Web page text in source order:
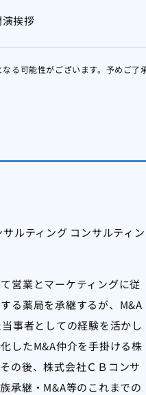
挨拶
る可能性がございます。予めご了
ルティング コンサルティン
営業とマーケティングに従
る薬局を承継するが、M&A
事者としての経験を活かし
したM&A仲介を手掛ける株
の後、株式会社ＣＢコンサ
承継・M&A等のこれまでの